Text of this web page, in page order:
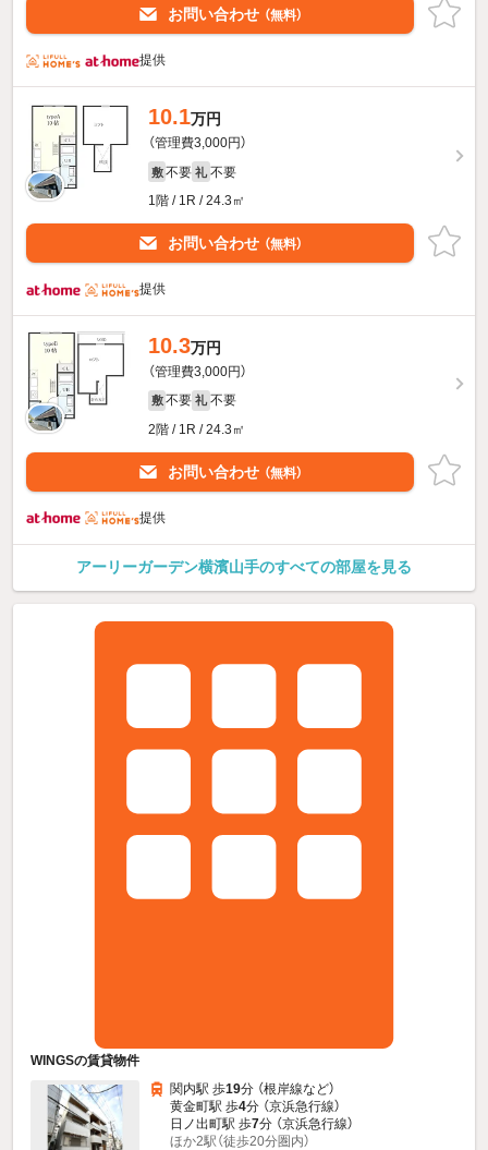
お問い合わせ （無料）
提供
10.1万円
（管理費3,000円）
敷 不要 礼 不要
1階 / 1R / 24.3㎡
お問い合わせ （無料）
提供
10.3万円
（管理費3,000円）
敷 不要 礼 不要
2階 / 1R / 24.3㎡
お問い合わせ （無料）
提供
アーリーガーデン横濱山手のすべての部屋を見る
WINGSの賃貸物件
関内駅 歩19分 （根岸線など）
黄金町駅 歩4分 （京浜急行線）
日ノ出町駅 歩7分 （京浜急行線）
ほか2駅（徒歩20分圏内）